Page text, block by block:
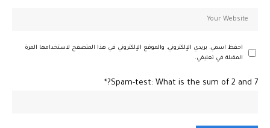
احفظ اسمي، بريدي الإلكتروني، والموقع الإلكتروني في هذا المتصفح لاستخدامها المرة
المقبلة في تعليقي.
Spam-test: What is the sum of 2 and 7?*